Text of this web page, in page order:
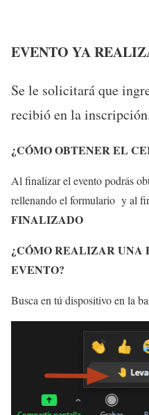
EVENTO YA
Se le solicitará que
recibió en la
¿CÓMO OBTENER EL
Al finalizar el evento podrás
rellenando el formulario y al
FINALIZADO
¿CÓMO REALIZAR UNA
EVENTO?
Busca en tú dispositivo en la